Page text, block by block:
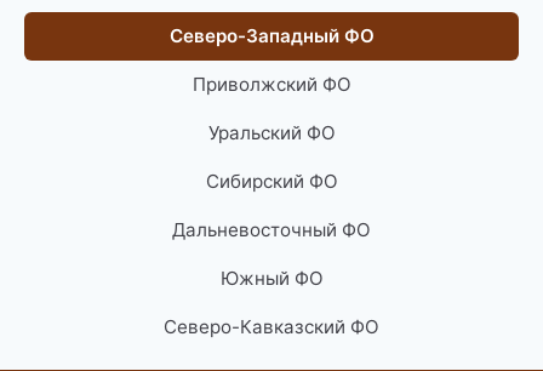
Северо-Западный ФО
Приволжский ФО
Уральский ФО
Сибирский ФО
Дальневосточный ФО
Южный ФО
Северо-Кавказский ФО